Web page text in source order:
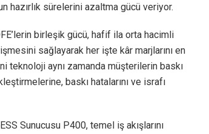
hazırlık sürelerini azaltma gücü veriyor.
birleşik gücü, hafif ila orta hacimli
sağlayarak her işte kâr marjlarını en
teknoloji aynı zamanda müşterilerin baskı
baskı hatalarını ve israfı
Sunucusu P400, temel iş akışlarını